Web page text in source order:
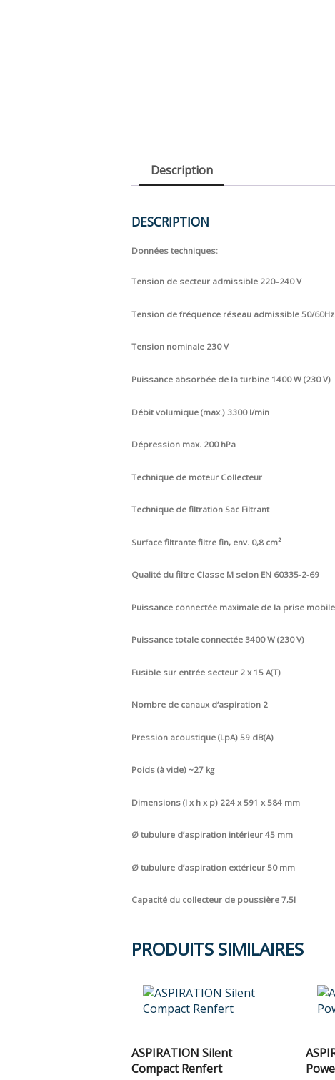
Description
DESCRIPTION
Données techniques:
Tension de secteur admissible 220–240 V
Tension de fréquence réseau admissible 50/60Hz
Tension nominale 230 V
Puissance absorbée de la turbine 1400 W (230 V)
Débit volumique (max.) 3300 l/min
Dépression max. 200 hPa
Technique de moteur Collecteur
Technique de filtration Sac Filtrant
Surface filtrante filtre fin, env. 0,8 cm²
Qualité du filtre Classe M selon EN 60335-2-69
Puissance connectée maximale de la prise
Puissance totale connectée 3400 W (230 V)
Fusible sur entrée secteur 2 x 15 A(T)
Nombre de canaux d‘aspiration 2
Pression acoustique (LpA) 59 dB(A)
Poids (à vide) ~27 kg
Dimensions (l x h x p) 224 x 591 x 584 mm
Ø tubulure d’aspiration intérieur 45 mm
Ø tubulure d’aspiration extérieur 50 mm
Capacité du collecteur de poussière 7,5l
PRODUITS SIMILAIRES
ASPIRATION Silent
Compact Renfert